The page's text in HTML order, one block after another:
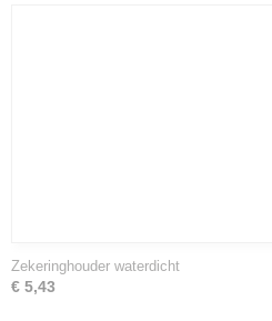
Zekeringhouder waterdicht
€ 5,43